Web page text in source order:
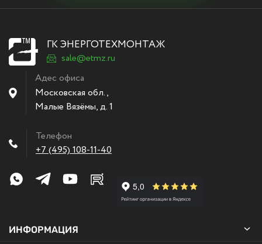
ГК ЭНЕРГОТЕХМОНТАЖ
sale@etmz.ru
Адес офиса
Московская обл.,
Малые Вязёмы,д. 1
Телефон
+7 (495) 108-11-40
ИНФОРМАЦИЯ